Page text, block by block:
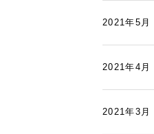
2021年5月
2021年4月
2021年3月